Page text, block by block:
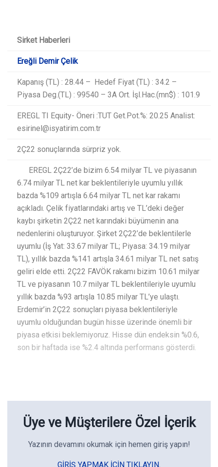
Sirket Haberleri
Ereğli Demir Çelik
Kapanış (TL) : 28.44 – Hedef Fiyat (TL) : 34.2 –
Piyasa Deg.(TL) : 99540 – 3A Ort. İşl.Hac.(mn$) : 101.9
EREGL TI Equity- Öneri :TUT Get.Pot.%: 20.25 Analist:
esirinel@isyatirim.com.tr
2Ç22 sonuçlarında sürpriz yok.
EREGL 2Ç22’de bizim 6.54 milyar TL ve piyasanın
6.74 milyar TL net kar beklentileriyle uyumlu yıllık
bazda %109 artışla 6.64 milyar TL net kar rakamı
açıkladı. Çelik fiyatlarındaki artış ve TL’deki değer
kaybı şirketin 2Ç22 net karındaki büyümenin ana
nedenlerini oluşturuyor. Şirket 2Ç22’de beklentilerle
uyumlu (İş Yat: 33.67 milyar TL; Piyasa: 34.19 milyar
TL), yıllık bazda %141 artışla 34.61 milyar TL net satış
geliri elde etti. 2Ç22 FAVÖK rakamı bizim 10.61 milyar
TL ve piyasanın 10.7 milyar TL beklentileriyle uyumlu
yıllık bazda %93 artışla 10.85 milyar TL’ye ulaştı.
Erdemir’in 2Ç22 sonuçları piyasa beklentileriyle
uyumlu olduğundan bugün hisse üzerinde önemli bir
piyasa etkisi beklemiyoruz. Hisse dün endeksin %0.6,
son bir haftada ise %2.4 altında performans gösterdi.
Üye ve Müşterilere Özel İçerik
Yazının devamını okumak için hemen giriş yapın!
GIRIŞ YAPMAK IÇIN TIKLAYIN.